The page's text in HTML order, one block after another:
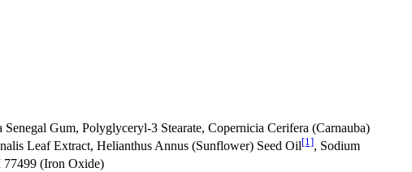
Gum, Polyglyceryl-3 Stearate, Copernicia Cerifera (Carnauba)
Leaf Extract, Helianthus Annus (Sunflower) Seed Oil[1], Sodium
77499 (Iron Oxide)